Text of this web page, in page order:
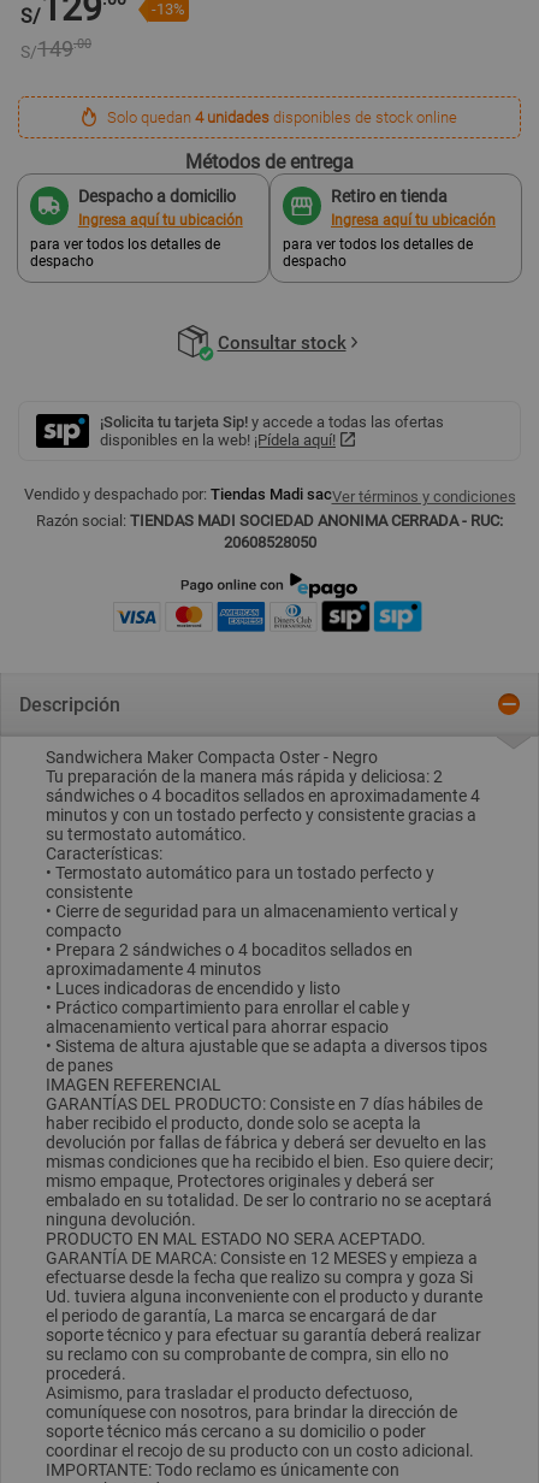
S/ -13%
S/149.00
Solo quedan4 unidades disponibles de stock online
Métodos de entrega
Despacho a domicilio
Ingresa aquí tu ubicación
para ver todos los detalles de
despacho
Retiro en tienda
Ingresa aquí tu ubicación
para ver todos los detalles de
despacho
Consultar stock
¡Solicita tu tarjeta Sip! y accede a todas las ofertas
disponibles en la web! ¡Pídela aquí!
Vendido y despachado por: Tiendas Madi sacVer términos y condiciones
Razón social: TIENDAS MADI SOCIEDAD ANONIMA CERRADA - RUC:
20608528050
Descripción
Sandwichera Maker Compacta Oster - Negro
Tu preparación de la manera más rápida y deliciosa: 2
sándwiches o 4 bocaditos sellados en aproximadamente 4
minutos y con un tostado perfecto y consistente gracias a
su termostato automático.
Características:
• Termostato automático para un tostado perfecto y
consistente
• Cierre de seguridad para un almacenamiento vertical y
compacto
• Prepara 2 sándwiches o 4 bocaditos sellados en
aproximadamente 4 minutos
• Luces indicadoras de encendido y listo
• Práctico compartimiento para enrollar el cable y
almacenamiento vertical para ahorrar espacio
• Sistema de altura ajustable que se adapta a diversos tipos
de panes
IMAGEN REFERENCIAL
GARANTÍAS DEL PRODUCTO: Consiste en 7 días hábiles de
haber recibido el producto, donde solo se acepta la
devolución por fallas de fábrica y deberá ser devuelto en las
mismas condiciones que ha recibido el bien. Eso quiere decir;
mismo empaque, Protectores originales y deberá ser
embalado en su totalidad. De ser lo contrario no se aceptará
ninguna devolución.
PRODUCTO EN MAL ESTADO NO SERA ACEPTADO.
GARANTÍA DE MARCA: Consiste en 12 MESES y empieza a
efectuarse desde la fecha que realizo su compra y goza Si
Ud. tuviera alguna inconveniente con el producto y durante
el periodo de garantía, La marca se encargará de dar
soporte técnico y para efectuar su garantía deberá realizar
su reclamo con su comprobante de compra, sin ello no
procederá.
Asimismo, para trasladar el producto defectuoso,
comuníquese con nosotros, para brindar la dirección de
soporte técnico más cercano a su domicilio o poder
coordinar el recojo de su producto con un costo adicional.
IMPORTANTE: Todo reclamo es únicamente con